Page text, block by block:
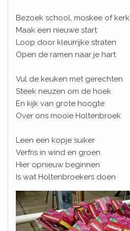
Bezoek school, moskee of kerk
Maak een nieuwe start
Loop door kleurrijke straten
Open de ramen naar je hart
Vul de keuken met gerechten
Steek neuzen om de hoek
En kijk van grote hoogte
Over ons mooie Holtenbroek
Leen een kopje suiker
Verfris in wind en groen
Hier opnieuw beginnen
Is wat Holtenbroekers doen